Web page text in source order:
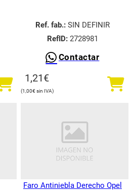
Ref. fab.:SIN DEFINIR
RefID:2728981
Contactar
1,21€
1,00€
Faro Antiniebla Derecho Opel